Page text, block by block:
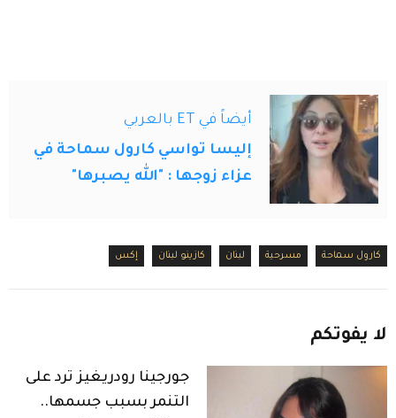
أيضاً في ET بالعربي
إليسا تواسي كارول سماحة في
عزاء زوجها : "الله يصبرها"
كارول سماحة مسرحية لبنان كازينو لبنان إكس
لا يفوتكم
جورجينا رودريغيز ترد على
التنمر بسبب جسمها..